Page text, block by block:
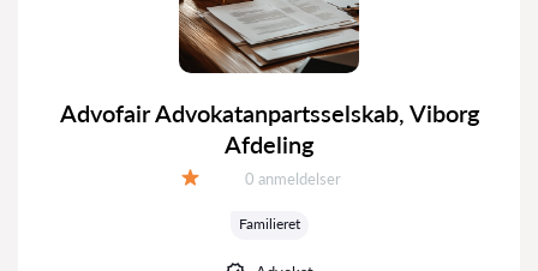
Advofair Advokatanpartsselskab, Viborg
Afdeling
Anmeldelser:
0 anmeldelser
Familieret